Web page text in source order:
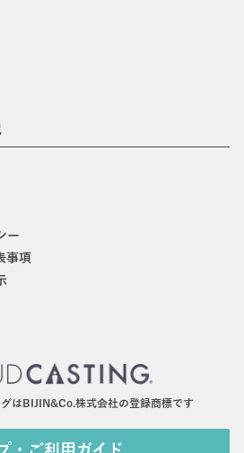
ー
事項
はBIJIN&Co.株式会社の登録商標です